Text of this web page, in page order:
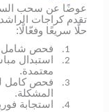
عوضًا عن سحب
تقدم كراجات الراشد
حلًا سريعًا وفعّالًا:
1. فحص شامل
2.
استبدال
معتمدة.
3.
فحص كامل
المشكلة.
4. استجابة